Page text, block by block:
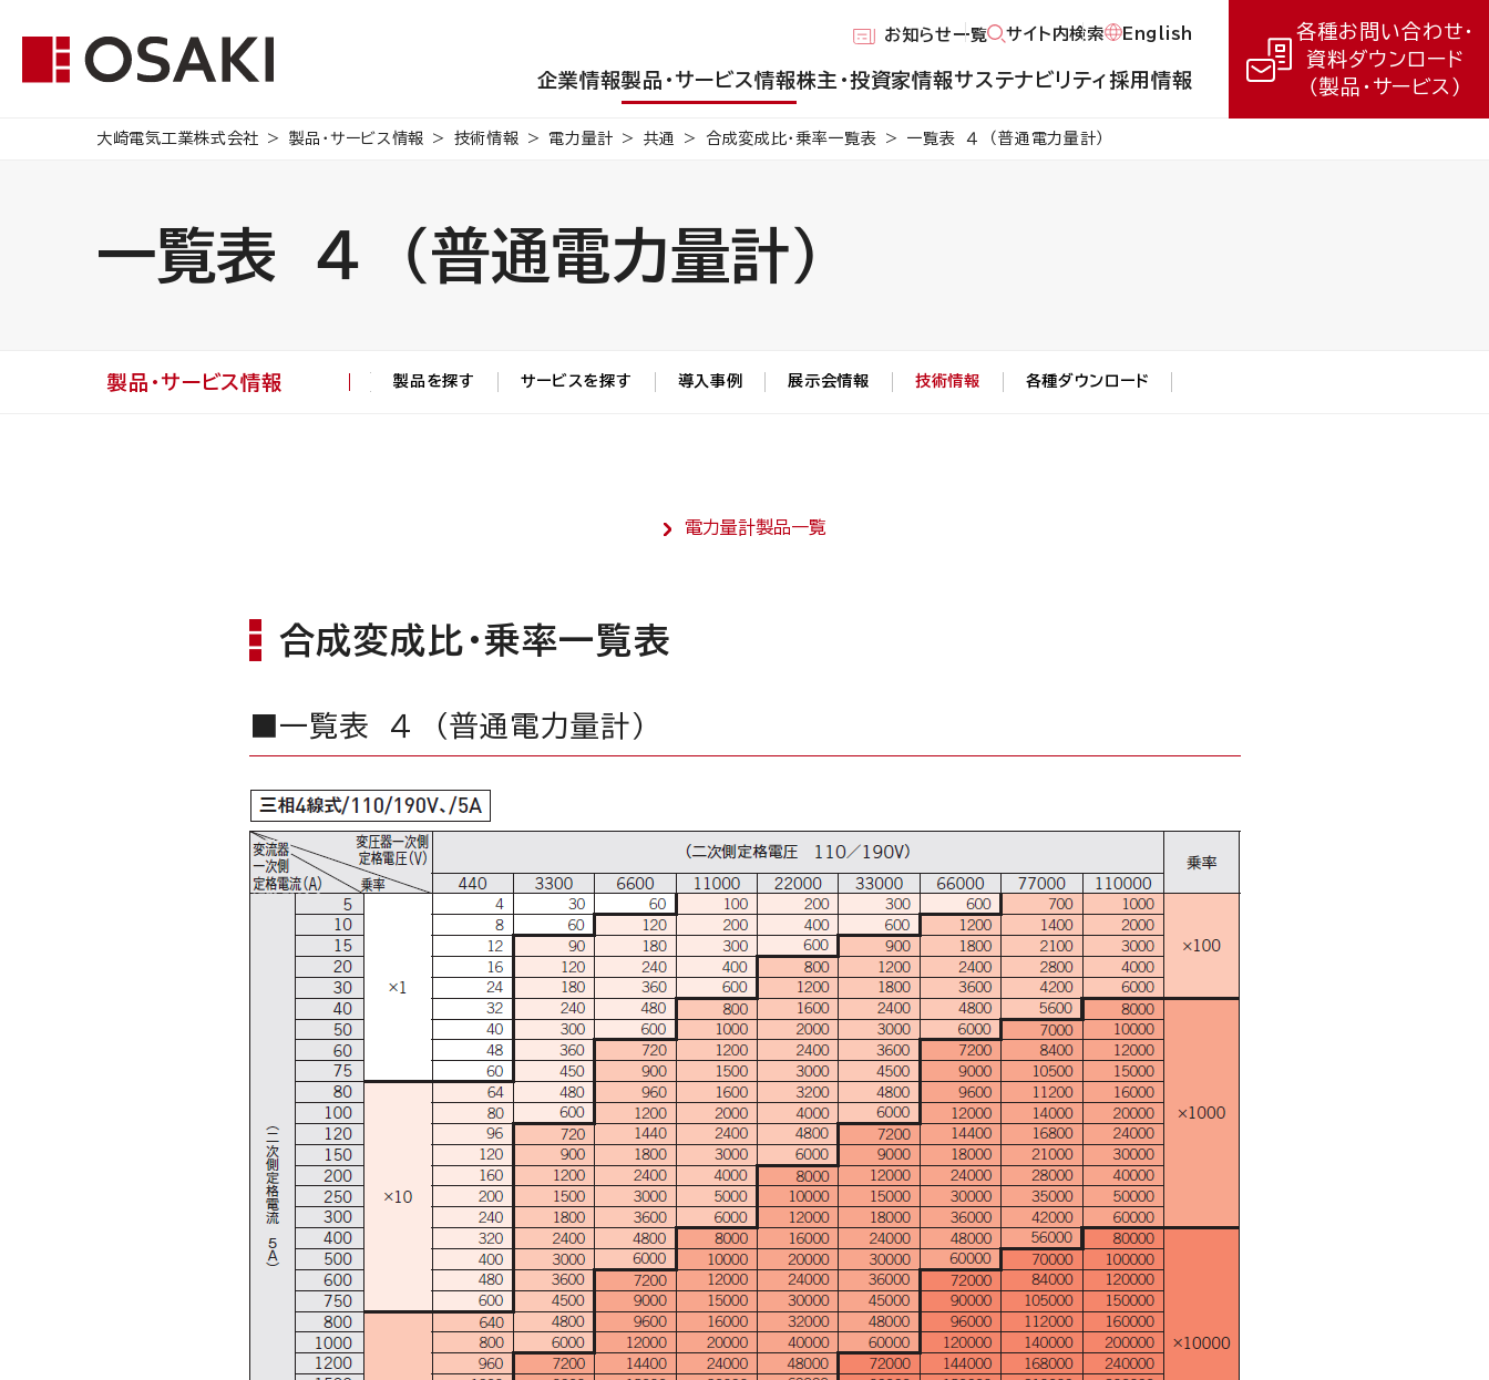
お知らせ一覧 サイト内検索 English
企業情報製品・サービス情報株主・投資家情報サステナビリティ採用情報
各種お問い合わせ・
資料ダウンロード
（製品・サービス）
大崎電気工業株式会社 製品・サービス情報 技術情報 電力量計 共通 合成変成比・乗率一覧表 一覧表 ４ （普通電力量計）
一覧表 ４ （普通電力量計）
製品・サービス情報 製品を探す サービスを探す 導入事例 展示会情報 技術情報 各種ダウンロード
電力量計製品一覧
合成変成比・乗率一覧表
■一覧表 ４ （普通電力量計）